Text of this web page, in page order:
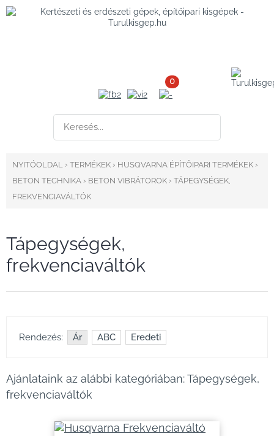
0
NYITÓOLDAL › TERMÉKEK › HUSQVARNA ÉPÍTŐIPARI TERMÉKEK ›
BETON TECHNIKA › BETON VIBRÁTOROK › TÁPEGYSÉGEK,
FREKVENCIAVÁLTÓK
Tápegységek,
frekvenciaváltók
Rendezés: Ár ABC Eredeti
Ajánlataink az alábbi kategóriában: Tápegységek,
frekvenciaváltók